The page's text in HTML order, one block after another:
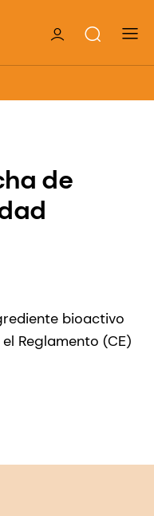
de
bioactivo
Reglamento (CE)